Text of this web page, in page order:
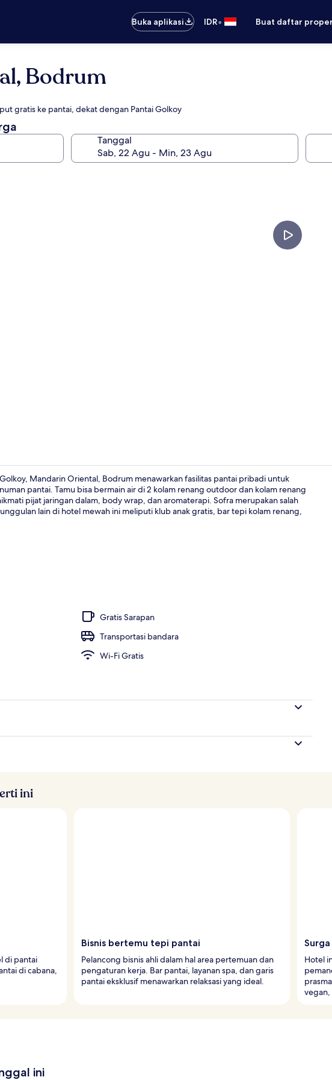
Buka aplikasi
IDR• Buat daftar
Bodrum
gratis ke pantai, dekat dengan Pantai Golkoy
Tanggal
8 restoran;
Mandarin Oriental, Bodrum menawarkan fasilitas pantai pribadi untuk
pantai. Tamu bisa bermain air di 2 kolam renang outdoor dan kolam renang
pijat jaringan dalam, body wrap, dan aromaterapi. Sofra merupakan salah
lain di hotel mewah ini meliputi klub anak gratis, bar tepi kolam renang,
Gratis Sarapan
Transportasi bandara
Wi-Fi Gratis
ini
di pantai
di cabana,
Bisnis bertemu tepi pantai
Pelancong bisnis ahli dalam hal area pertemuan dan
pengaturan kerja. Bar pantai, layanan spa, dan garis
pantai eksklusif menawarkan relaksasi yang ideal.
Hotel
vegan,
ini